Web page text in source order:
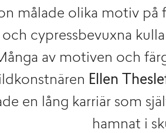
målade olika motiv på
och cypressbevuxna
av motiven och
Ellen
en lång karriär som
hamnat i